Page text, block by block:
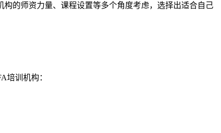
构的师资力量、课程设置等多个角度考虑，选择出适合自己
训机构：